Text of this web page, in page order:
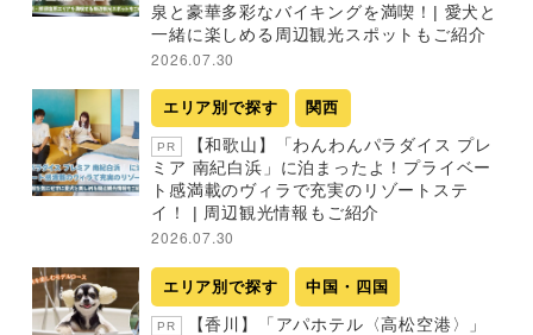
泉と豪華多彩なバイキングを満喫！| 愛犬と
一緒に楽しめる周辺観光スポットもご紹介
2026.07.30
エリア別で探す 関西
PR
【和歌山】「わんわんパラダイス プレ
ミア 南紀白浜」に泊まったよ！プライベー
ト感満載のヴィラで充実のリゾートステ
イ！ | 周辺観光情報もご紹介
2026.07.30
エリア別で探す 中国・四国
PR
【香川】「アパホテル〈高松空港〉」